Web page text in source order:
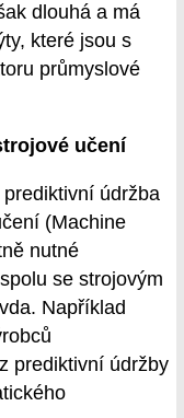
dlouhá a má
které jsou s
průmyslové
učení
údržba
(Machine
nutné
se strojovým
Například
prediktivní údržby